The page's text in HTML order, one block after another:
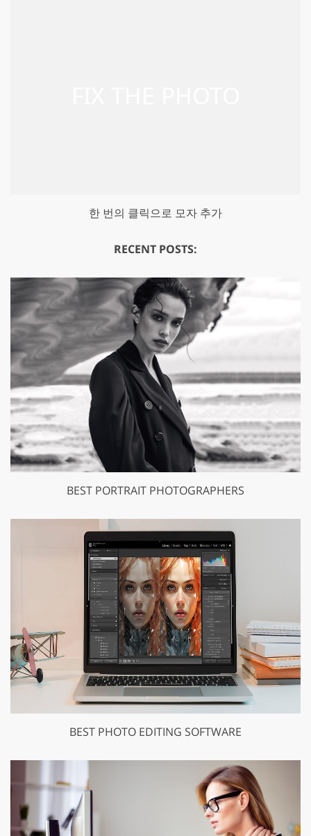
한 번의 클릭으로 모자 추가
RECENT POSTS:
BEST PORTRAIT PHOTOGRAPHERS
BEST PHOTO EDITING SOFTWARE